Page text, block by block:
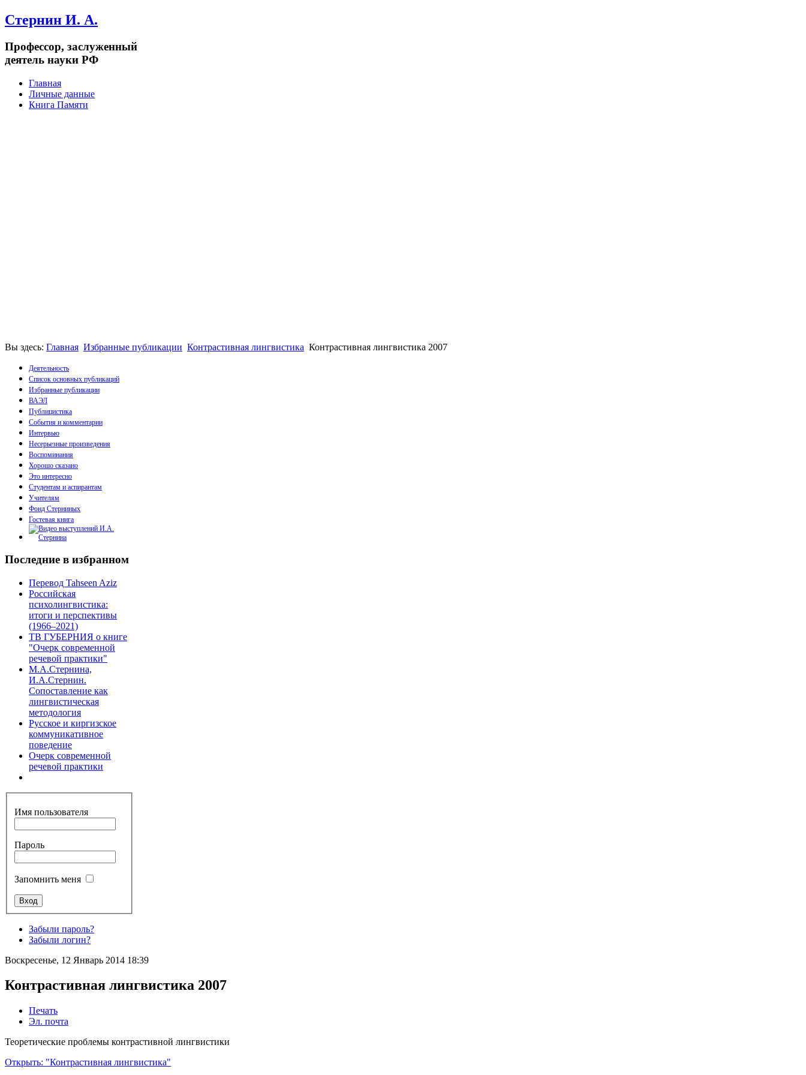
Стернин И. А.
Профессор, заслуженный
деятель науки РФ
Главная
Личные данные
Книга Памяти
Вы здесь: Главная Избранные публикации Контрастивная лингвистика Контрастивная лингвистика 2007
Деятельность
Список основных публикаций
Монографии
Брошюры
Статьи
Избранные публикации
ВАЭЛ
Публицистика
События и комментарии
Интервью
Несерьезные произведения
Воспоминания
Хорошо сказано
Это интересно
Студентам и аспирантам
Учителям
Фонд Стерниных
Гостевая книга
Последние в избранном
Перевод Tahseen Aziz
Российская
психолингвистика:
итоги и перспективы
(1966–2021)
ТВ ГУБЕРНИЯ о книге
"Очерк современной
речевой практики"
М.А.Стернина,
И.А.Стернин.
Сопоставление как
лингвистическая
методология
Русское и киргизское
коммуникативное
поведение
Очерк современной
речевой практики
Имя пользователя
Пароль
Запомнить меня
Забыли пароль?
Забыли логин?
Воскресенье, 12 Январь 2014 18:39
Контрастивная лингвистика 2007
Печать
Эл. почта
Теоретические проблемы контрастивной лингвистики
Открыть: "Контрастивная лингвистика"